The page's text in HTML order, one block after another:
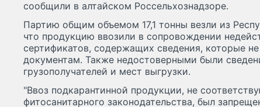
сообщили в алтайском Россельхознадзоре.
Партию общим объемом 17,1 тонны везли из
что продукцию ввозили в сопровождении
сертификатов, содержащих сведения, которые
документам. Также недостоверными были
грузополучателей и мест выгрузки.
"Ввоз подкарантинной продукции, не
фитосанитарного законодательства, был